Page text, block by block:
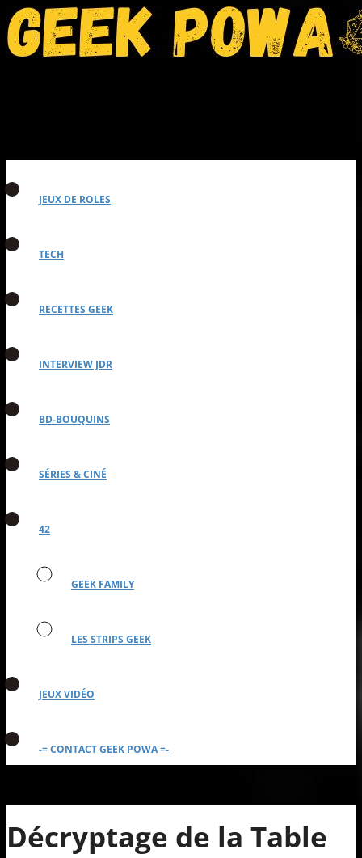
JEUX DE ROLES
TECH
RECETTES GEEK
INTERVIEW JDR
BD-BOUQUINS
SÉRIES & CINÉ
42
GEEK FAMILY
LES STRIPS GEEK
JEUX VIDÉO
-= CONTACT GEEK POWA =-
Décryptage de la Table